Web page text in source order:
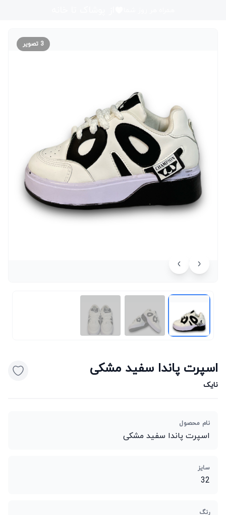
3 تصویر
اسپرت پاندا سفید مشکی
نایک
نام محصول
اسپرت پاندا سفید مشکی
سایز
32
رنگ